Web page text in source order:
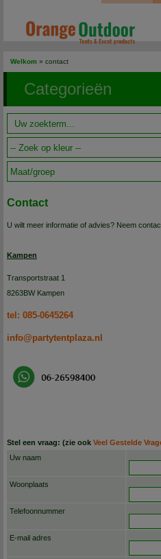
Welkom » contact
Categorieën
Contact
U wilt meer informatie of advies? Neem
Kampen
Transportstraat 1
8263BW Kampen
tel: 085-0645264
info@partytentplaza.nl
Stel een vraag: (zie ook Veel Gestelde
Uw naam
Woonplaats
Telefoonnummer
E-mail adres